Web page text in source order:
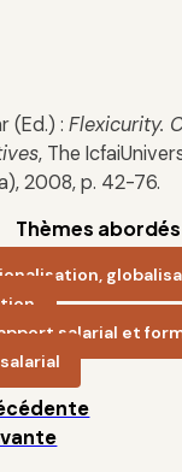
(Ed.) :Flexicurity.
, The
2008, p. 42-76.
Thèmes abordés
salarial et